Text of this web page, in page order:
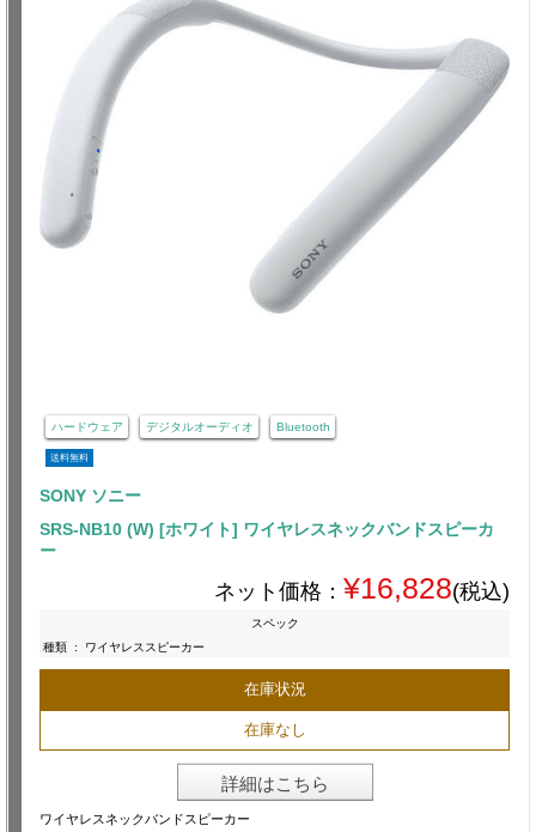
ハードウェア デジタルオーディオ Bluetooth
送料無料
SONY ソニー
SRS-NB10 (W) [ホワイト] ワイヤレスネックバンドスピーカ
ー
ネット価格： ¥16,828(税込)
スペック
種類
: ワイヤレススピーカー
在庫状況
在庫なし
詳細はこちら
ワイヤレスネックバンドスピーカー